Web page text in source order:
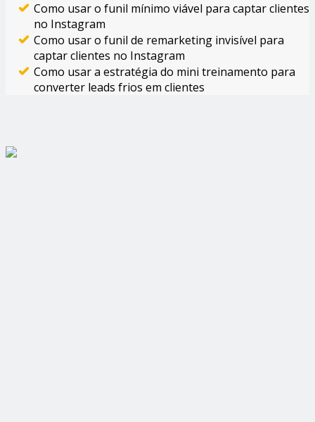
Como usar o funil mínimo viável para captar clientes
no Instagram
Como usar o funil de remarketing invisível para
captar clientes no Instagram
Como usar a estratégia do mini treinamento para
converter leads frios em clientes